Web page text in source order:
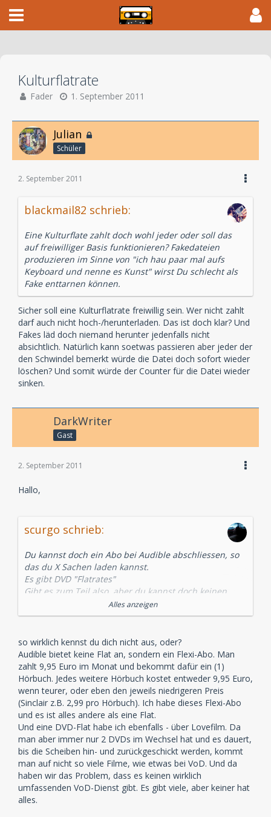
Kulturflatrate
Fader 1. September 2011
Julian
Schüler
2. September 2011
blackmail82 schrieb:
Eine Kulturflate zahlt doch wohl jeder oder soll das
auf freiwilliger Basis funktionieren? Fakedateien
produzieren im Sinne von "ich hau paar mal aufs
Keyboard und nenne es Kunst" wirst Du schlecht als
Fake enttarnen können.
Sicher soll eine Kulturflatrate freiwillig sein. Wer nicht zahlt
darf auch nicht hoch-/herunterladen. Das ist doch klar? Und
Fakes läd doch niemand herunter jedenfalls nicht
absichtlich. Natürlich kann soetwas passieren aber jeder der
den Schwindel bemerkt würde die Datei doch sofort wieder
löschen? Und somit würde der Counter für die Datei wieder
sinken.
DarkWriter
Gast
2. September 2011
Hallo,
scurgo schrieb:
Du kannst doch ein Abo bei Audible abschliessen, so
das du X Sachen laden kannst.
Es gibt DVD "Flatrates"
Gibt es zum Teil also, aber du kannst doch keinen
zwingen das zu nutzen oder deine Produkte da
einzustellen.
Weil es nichts anderes ist, denn das Prinzip der
"Kulturflatrate" wie hier vorgeschlagen KANN schon
nicht funktionieren weil es allen Gesetzen der freien
Marktwirtschaft widerspricht.
Liegt aber an eher an der laschen Gesetzeslage.
Würde eine zivilrechtliche Klage mit einem
strafrechtlichen Urteil einhergehen, dann sähe das
ganze anders aus. Das Problem ist das z.B. eine
Verurteilung zu Jugendarrest meist teurer kommt als
der "entstandene" Schaden, daher ist das ganze
leider unrentabel.
Alles anzeigen
so wirklich kennst du dich nicht aus, oder?
Audible bietet keine Flat an, sondern ein Flexi-Abo. Man
zahlt 9,95 Euro im Monat und bekommt dafür ein (1)
Hörbuch. Jedes weitere Hörbuch kostet entweder 9,95 Euro,
wenn teurer, oder eben den jeweils niedrigeren Preis
(Sinclair z.B. 2,99 pro Hörbuch). Ich habe dieses Flexi-Abo
und es ist alles andere als eine Flat.
Und eine DVD-Flat habe ich ebenfalls - über Lovefilm. Da
man aber immer nur 2 DVDs im Wechsel hat und es dauert,
bis die Scheiben hin- und zurückgeschickt werden, kommt
man auf nicht so viele Filme, wie etwas bei VoD. Und da
haben wir das Problem, dass es keinen wirklich
umfassenden VoD-Dienst gibt. Es gibt viele, aber keiner hat
alles.